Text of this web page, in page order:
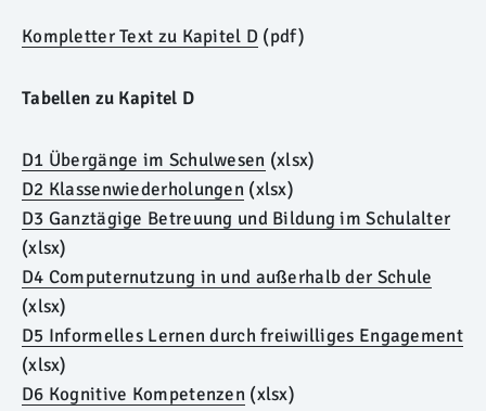
Kompletter Text zu Kapitel D (pdf)
Tabellen zu Kapitel D
D1 Übergänge im Schulwesen (xlsx)
D2 Klassenwiederholungen (xlsx)
D3 Ganztägige Betreuung und Bildung im Schulalter
(xlsx)
D4 Computernutzung in und außerhalb der Schule
(xlsx)
D5 Informelles Lernen durch freiwilliges Engagement
(xlsx)
D6 Kognitive Kompetenzen (xlsx)